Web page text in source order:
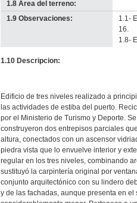
1.8 Área del terreno:
no
info-
1.9 Observaciones:
1.1-
16.
1.8-
1.10 Descripcion:
Edificio de tres niveles realizado a
las actividades de estiba del puerto.
por el Ministerio de Turismo y Deporte.
construyeron dos entrepisos parciales
altura, conectados con un ascensor
piedra vista que lo envuelve interior y
regular en los tres niveles, combinando
sustituyó la carpintería original por
conjunto arquitectónico con su lindero
y de las fachadas, aunque presenta en